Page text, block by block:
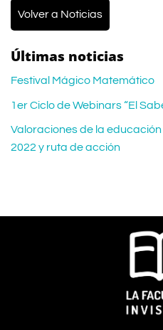
Volver a Noticias
Últimas noticias
Festival Mágico Matemático
1er Ciclo de Webinars “El
Valoraciones de la
2022 y ruta de acción